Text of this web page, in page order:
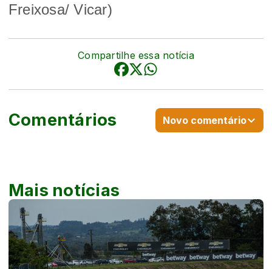
Freixosa/ Vicar)
Compartilhe essa notícia
Comentários Novo comentário
Mais notícias